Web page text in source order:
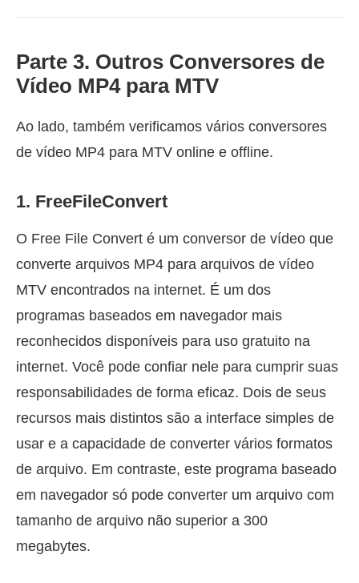
Parte 3. Outros Conversores de
Vídeo MP4 para MTV
Ao lado, também verificamos vários conversores
de vídeo MP4 para MTV online e offline.
1. FreeFileConvert
O Free File Convert é um conversor de vídeo que
converte arquivos MP4 para arquivos de vídeo
MTV encontrados na internet. É um dos
programas baseados em navegador mais
reconhecidos disponíveis para uso gratuito na
internet. Você pode confiar nele para cumprir suas
responsabilidades de forma eficaz. Dois de seus
recursos mais distintos são a interface simples de
usar e a capacidade de converter vários formatos
de arquivo. Em contraste, este programa baseado
em navegador só pode converter um arquivo com
tamanho de arquivo não superior a 300
megabytes.